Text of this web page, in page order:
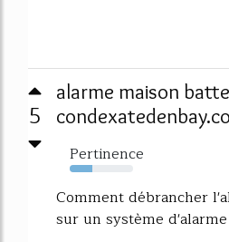
5
alarme maison
Pertinence
35%
Comment débrancher
sur un système